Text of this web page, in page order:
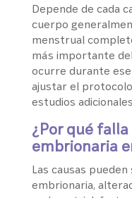
Depende de cada
cuerpo
menstrual
más importante
ocurre durante
ajustar el
estudios
¿Por qué
embrionaria
Las causas
embrionaria,